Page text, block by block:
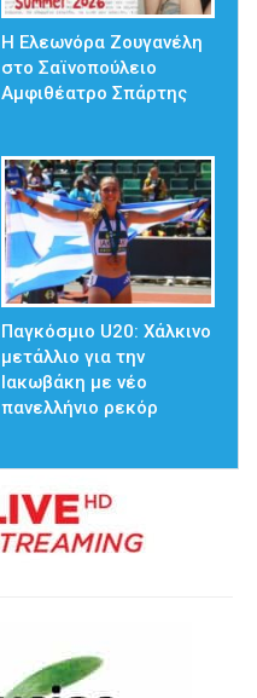
Η Ελεωνόρα Ζουγανέλη
στο Σαϊνοπούλειο
Αμφιθέατρο Σπάρτης
Παγκόσμιο U20: Χάλκινο
μετάλλιο για την
Ιακωβάκη με νέο
πανελλήνιο ρεκόρ